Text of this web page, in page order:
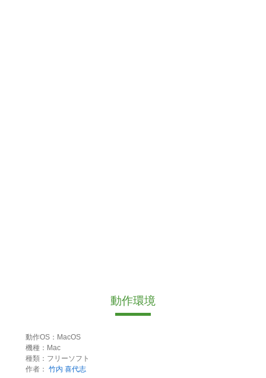
動作環境
動作OS：MacOS
機種：Mac
種類：フリーソフト
作者： 竹内 喜代志